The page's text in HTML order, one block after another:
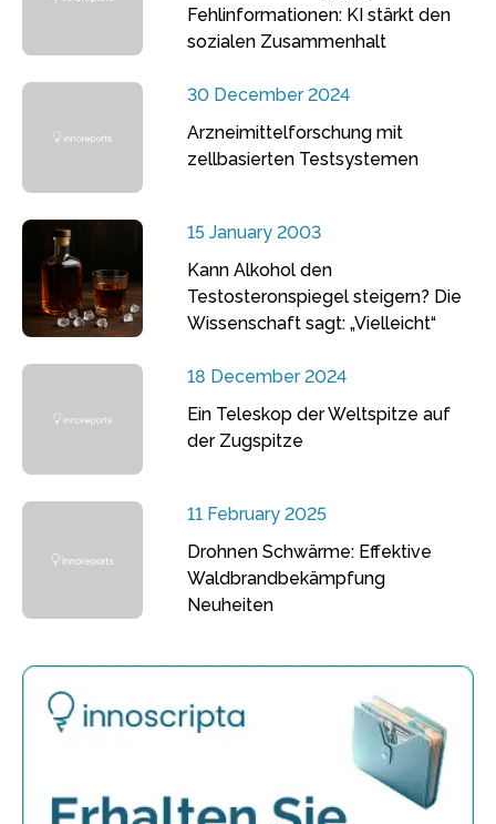
Fehlinformationen: KI stärkt den
sozialen Zusammenhalt
30 December 2024
Arzneimittelforschung mit
zellbasierten Testsystemen
15 January 2003
Kann Alkohol den
Testosteronspiegel steigern? Die
Wissenschaft sagt: „Vielleicht“
18 December 2024
Ein Teleskop der Weltspitze auf
der Zugspitze
11 February 2025
Drohnen Schwärme: Effektive
Waldbrandbekämpfung
Neuheiten